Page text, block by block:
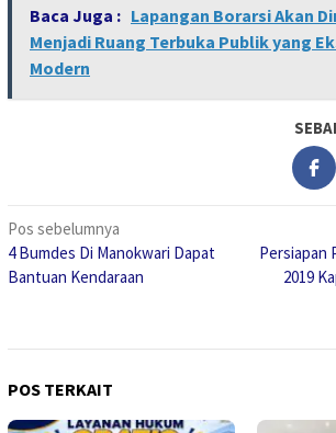
Baca Juga : Lapangan Borarsi Akan
Menjadi Ruang Terbuka Publik yang
Modern
Navigasi
pos
Pos sebelumnya
4 Bumdes Di Manokwari Dapat
Bantuan Kendaraan
Persiapan
2019
POS TERKAIT